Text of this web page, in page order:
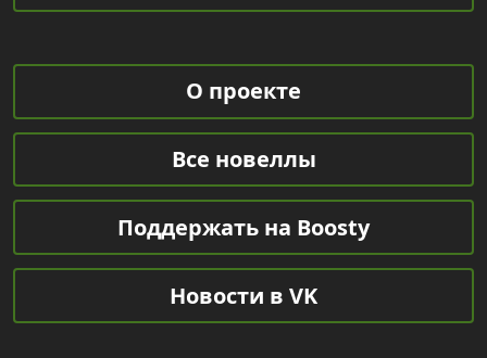
О проекте
Все новеллы
Поддержать на Boosty
Новости в VK